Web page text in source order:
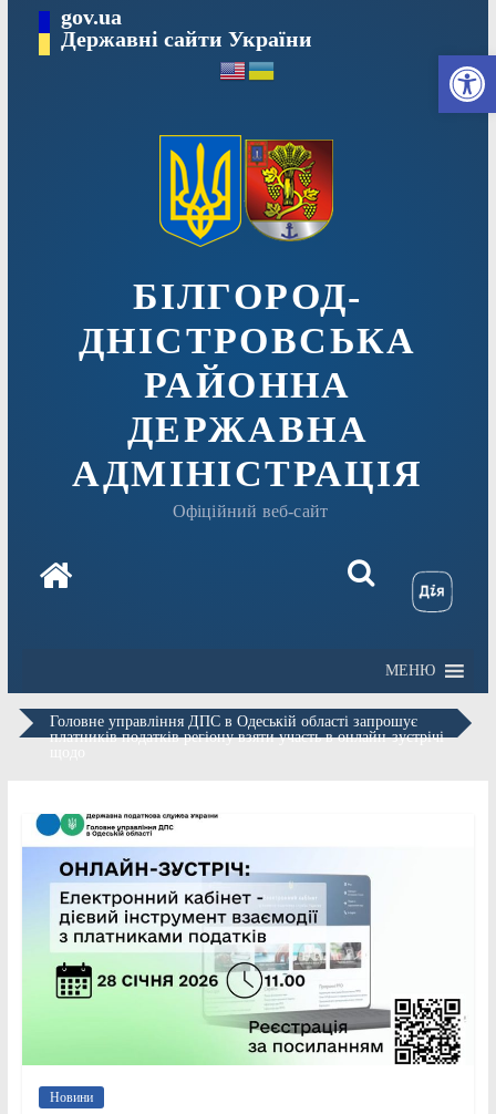
вмісту
gov.ua
Державні сайти України
БІЛГОРОД-
ДНІСТРОВСЬКА
РАЙОННА
ДЕРЖАВНА
АДМІНІСТРАЦІЯ
Офіційний веб-сайт
МЕНЮ
Головне управління ДПС в Одеській області запрошує
платників податків регіону взяти участь в онлайн-зустрічі
Новини